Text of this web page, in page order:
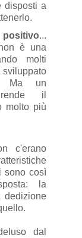
disposti a
...
è una
molti
Ma un
rende il
molto più
c'erano
sono così
la
dal